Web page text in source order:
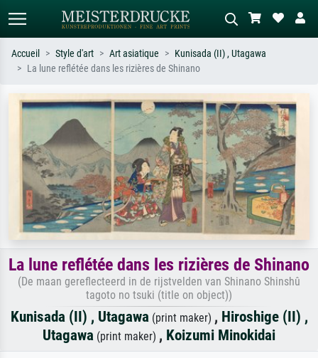
Recherchez par artiste, titre ou style –
ex. Monet, Nuit étoilée,
impressionnisme, vague de Hokusai,
nu.
Décrivez la scène – ex. prairie verte,
abstrait avec beaucoup de rouge,
tableau sombre, nu debout près d'un
arbre.
Accueil Style d'art Art asiatique
Kunisada (II) , Utagawa
La lune reflétée dans les rizières de Shinano
La lune reflétée dans les rizières de Shinano
(De maan gereflecteerd in de rijstvelden van Shinano Shinshû
tagoto no tsuki (title on object))
Kunisada (II) , Utagawa (print maker) , Hiroshige (II) ,
Utagawa (print maker) , Koizumi Minokidai